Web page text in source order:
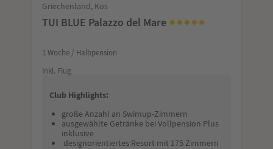
Griechenland, Kos
TUI BLUE Palazzo del Mare
1 Woche / Halbpension
Inkl. Flug
Club Highlights:
große Anzahl an Swimup-Zimmern
ausgewählte Getränke bei Vollpension Plus
inklusive
designorientiertes Resort mit 175 Zimmern